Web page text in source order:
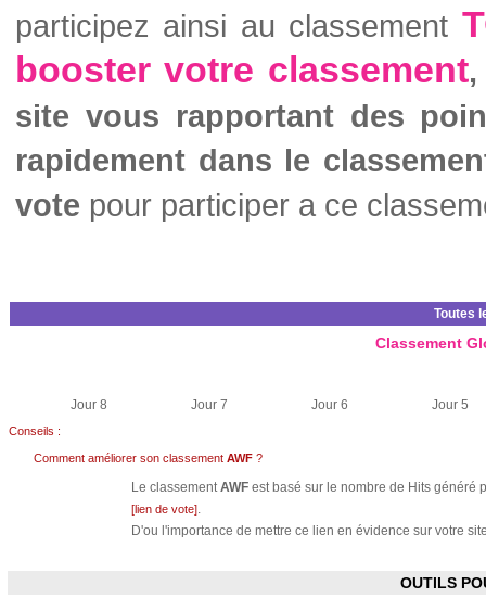
participez ainsi au classement
booster votre classement,
site vous rapportant des
rapidement dans le
vote pour participer a ce
Toutes
Classement
Jour 8 Jour 7 Jour 6 Jour 5
Conseils :
Comment améliorer son classement AWF ?
Le classementAWF est basé sur le nombre de Hits généré
[lien de vote].
D'ou l'importance de mettre ce lien en évidence sur votre
OUTILS